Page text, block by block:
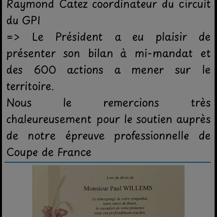
du GPI
=> Le Président a eu plaisir de
présenter son bilan à mi-mandat et
des 600 actions a mener sur le
territoire.
Nous le remercions très
chaleureusement pour le soutien auprès
de notre épreuve professionnelle de
Coupe de France